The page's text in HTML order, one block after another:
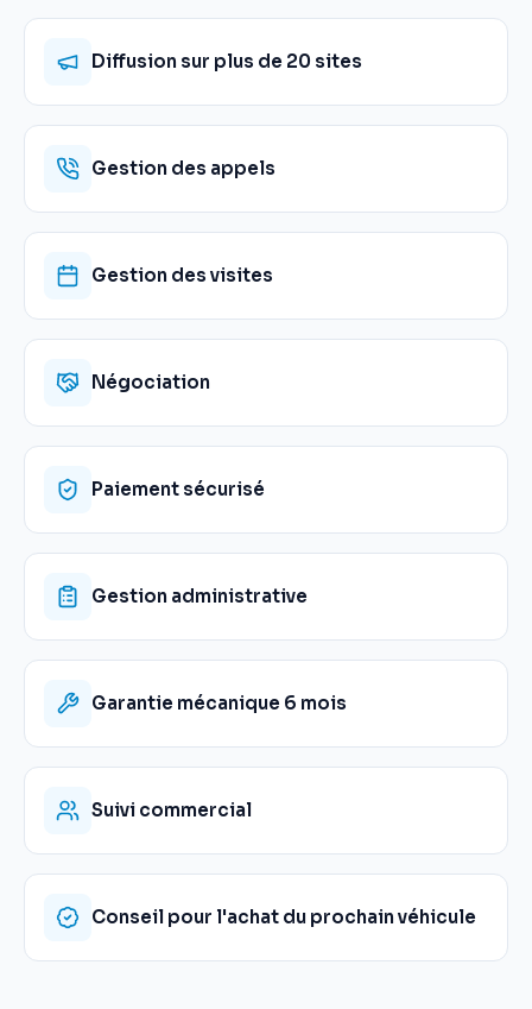
Diffusion sur plus de 20 sites
Gestion des appels
Gestion des visites
Négociation
Paiement sécurisé
Gestion administrative
Garantie mécanique 6 mois
Suivi commercial
Conseil pour l'achat du prochain véhicule